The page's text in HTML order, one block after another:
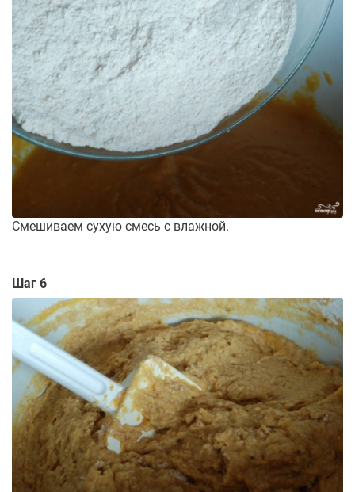
Смешиваем сухую смесь с влажной.
Шаг 6